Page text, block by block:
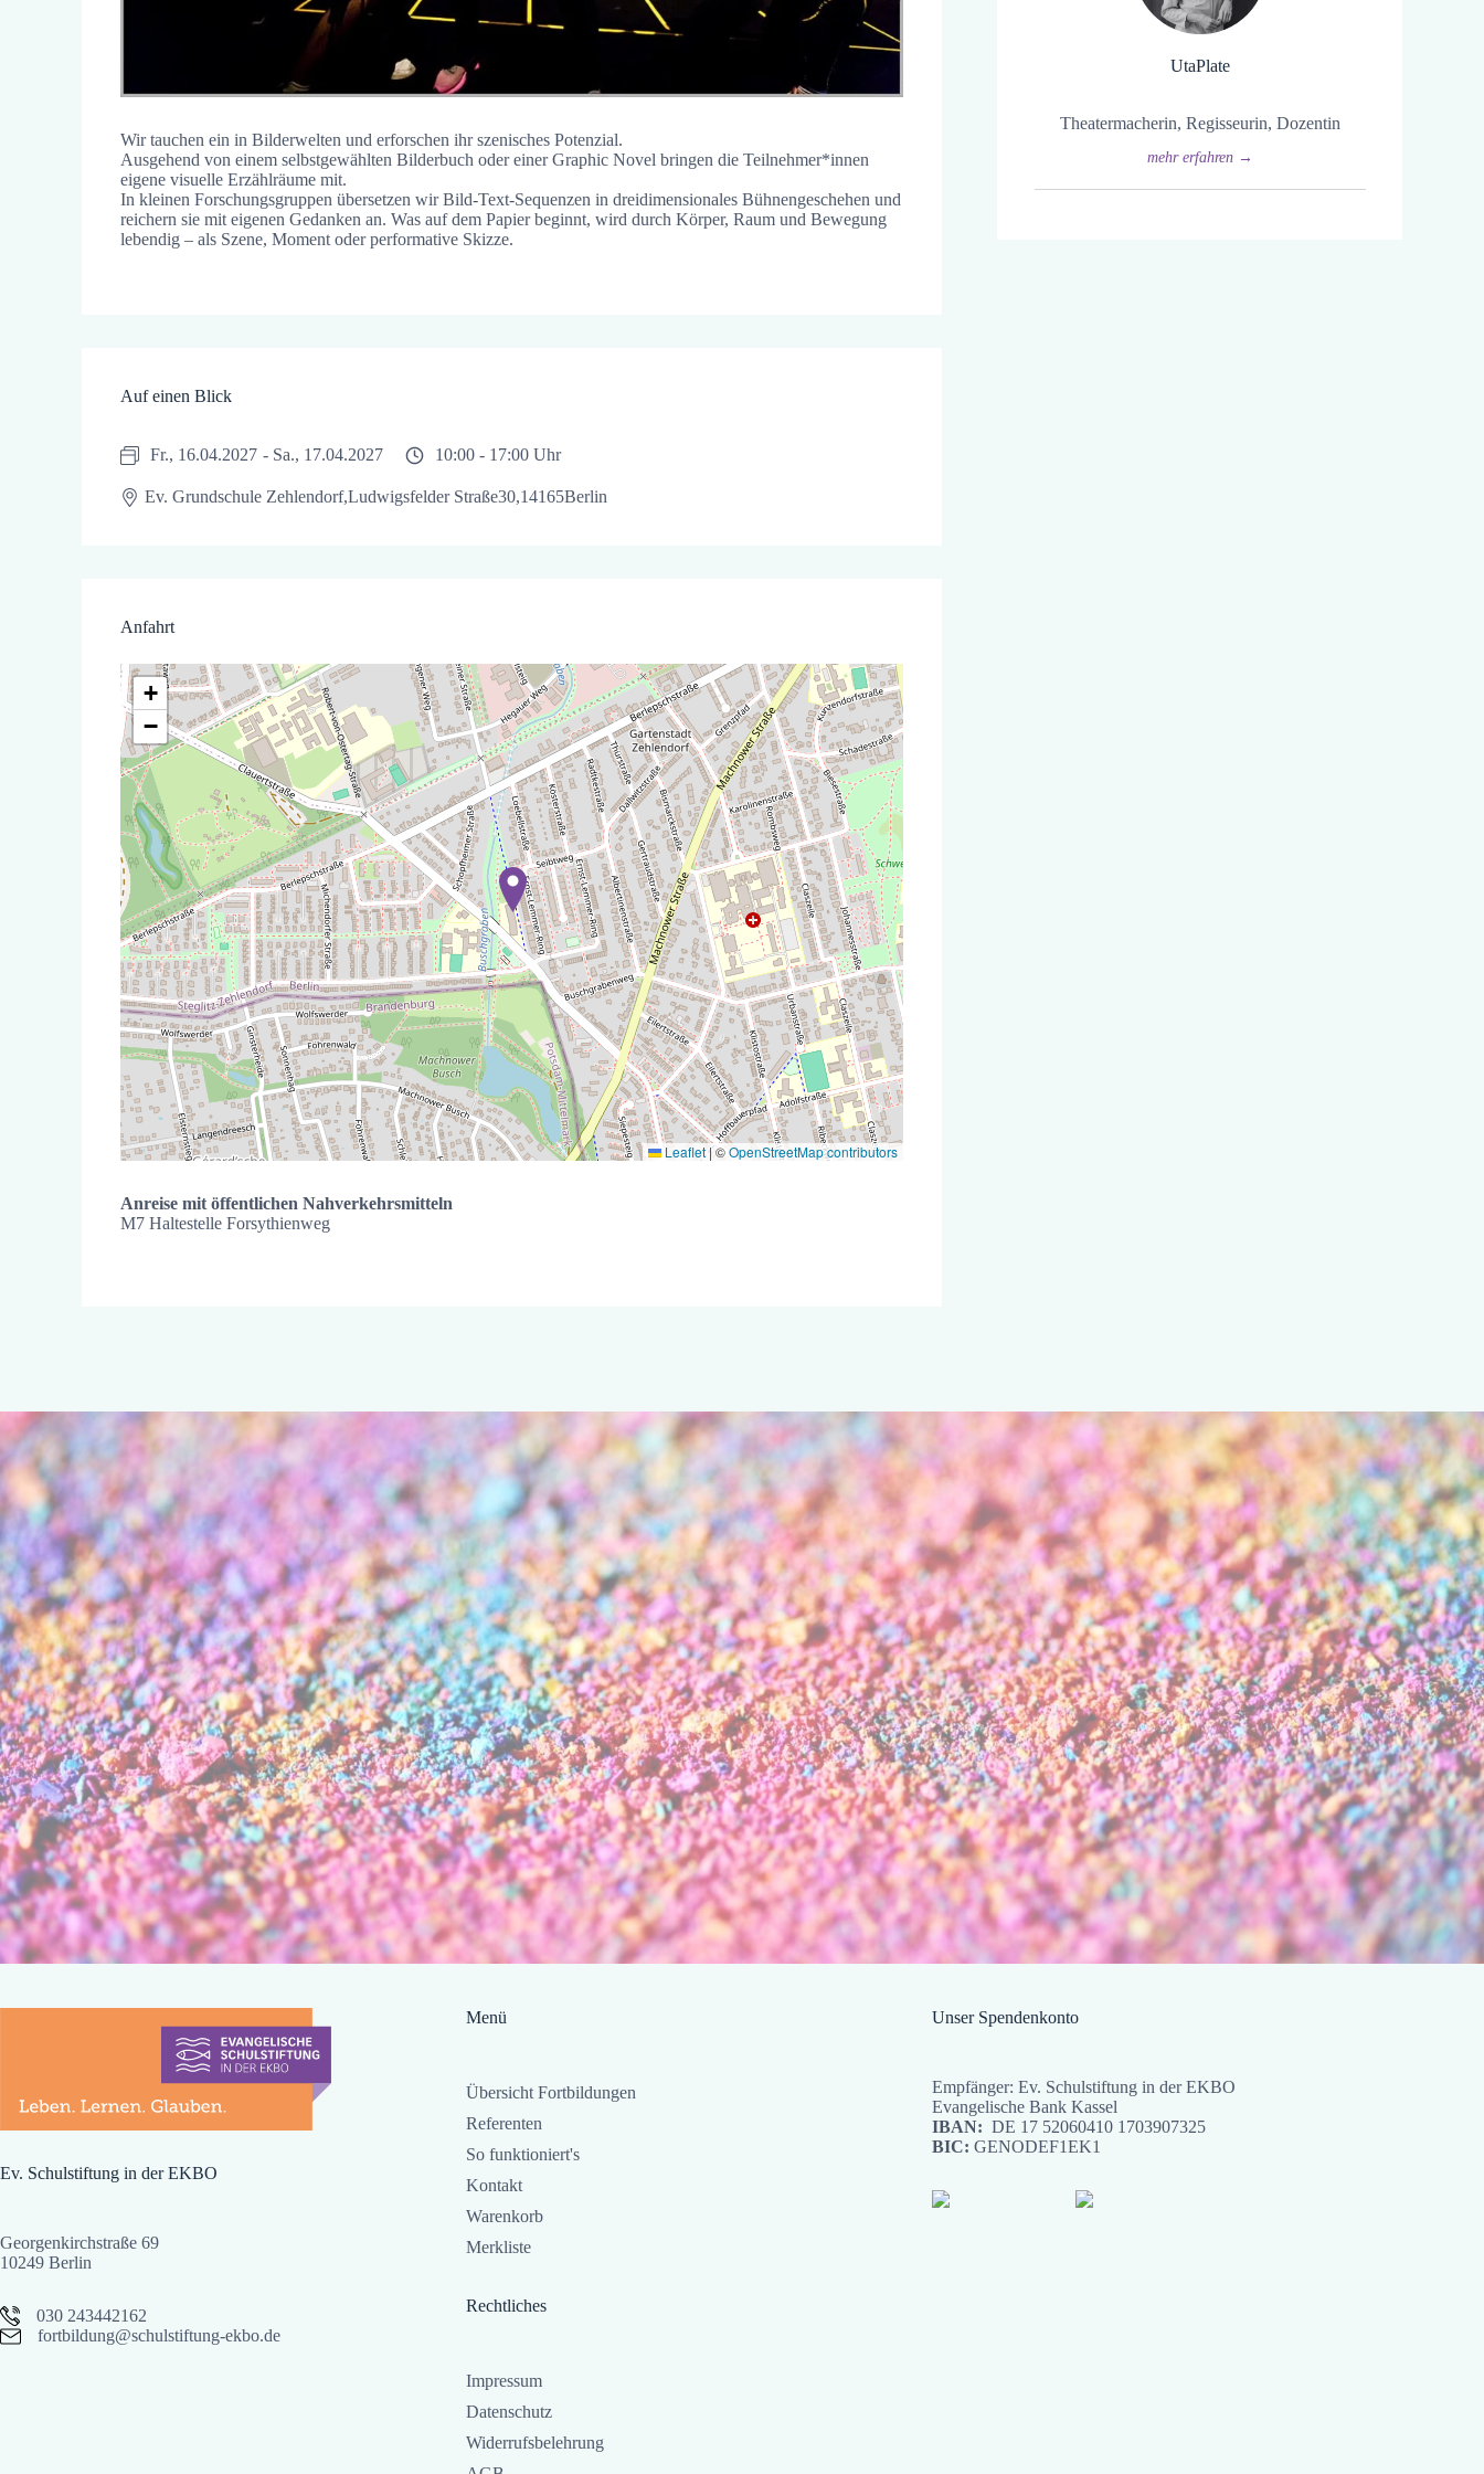
Wir tauchen ein in Bilderwelten und erforschen ihr szenisches Potenzial.
Ausgehend von einem selbstgewählten Bilderbuch oder einer Graphic Novel bringen die Teilnehmer*innen
eigene visuelle Erzählräume mit.
In kleinen Forschungsgruppen übersetzen wir Bild-Text-Sequenzen in dreidimensionales Bühnengeschehen und
reichern sie mit eigenen Gedanken an. Was auf dem Papier beginnt, wird durch Körper, Raum und Bewegung
lebendig – als Szene, Moment oder performative Skizze.
Auf einen Blick
Fr., 16.04.2027 - Sa., 17.04.2027 10:00 - 17:00 Uhr
Ev. Grundschule Zehlendorf,Ludwigsfelder Straße30,14165Berlin
Anfahrt
+
−
Leaflet|©OpenStreetMap contributors
Anreise mit öffentlichen Nahverkehrsmitteln
M7 Haltestelle Forsythienweg
UtaPlate
Theatermacherin, Regisseurin, Dozentin
mehr erfahren →
Ev. Schulstiftung in der EKBO
Georgenkirchstraße 69
10249 Berlin
030 243442162
fortbildung@schulstiftung-ekbo.de
Menü
Übersicht Fortbildungen
Referenten
So funktioniert's
Kontakt
Warenkorb
Merkliste
Rechtliches
Impressum
Datenschutz
Widerrufsbelehrung
Unser Spendenkonto
Empfänger: Ev. Schulstiftung in der EKBO
Evangelische Bank Kassel
IBAN: DE 17 52060410 1703907325
BIC: GENODEF1EK1